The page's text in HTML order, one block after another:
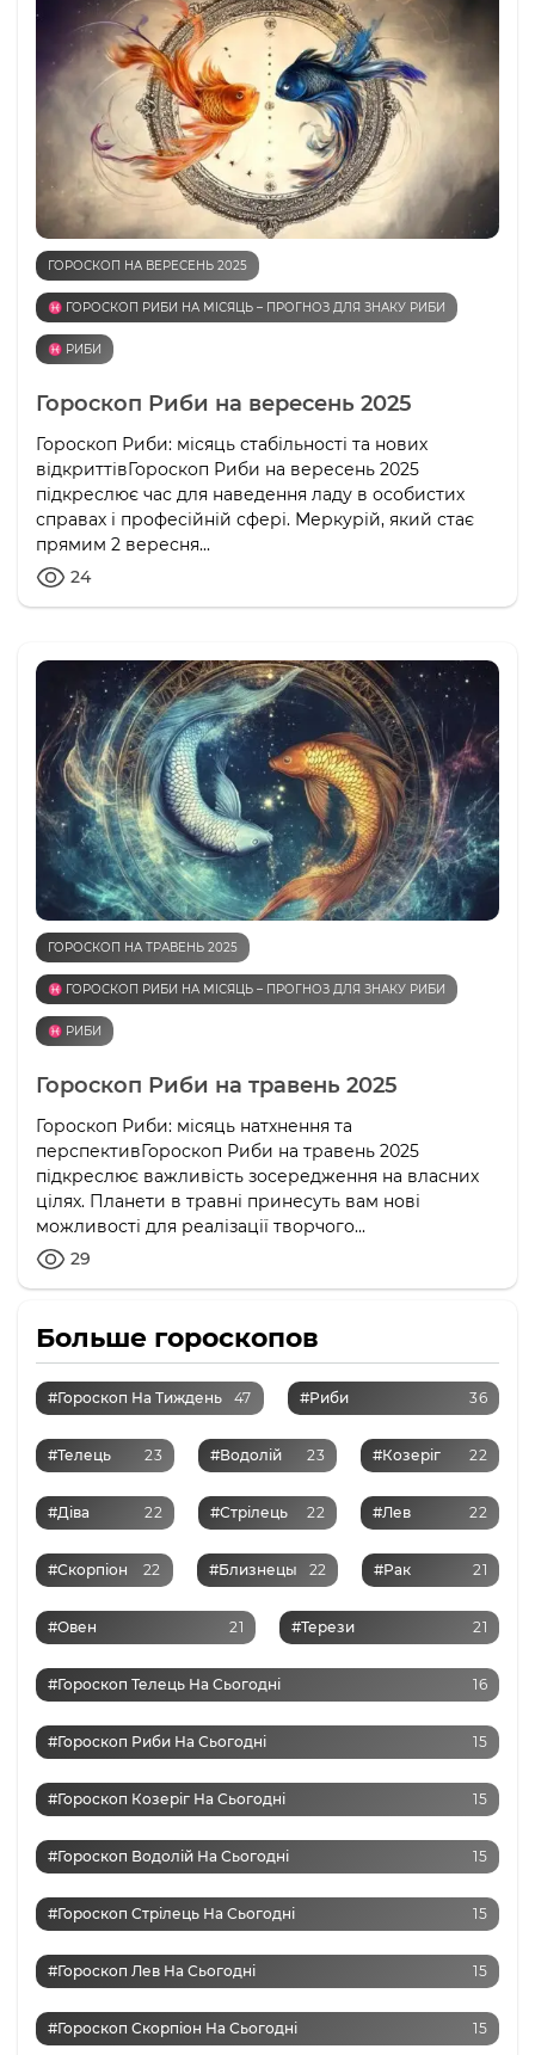
ГОРОСКОП НА ВЕРЕСЕНЬ 2025
♓️ ГОРОСКОП РИБИ НА МІСЯЦЬ – ПРОГНОЗ ДЛЯ ЗНАКУ РИБИ
♓️ РИБИ
Гороскоп Риби на вересень 2025
Гороскоп Риби: місяць стабільності та нових
відкриттівГороскоп Риби на вересень 2025
підкреслює час для наведення ладу в особистих
справах і професійній сфері. Меркурій, який стає
прямим 2 вересня...
24
ГОРОСКОП НА ТРАВЕНЬ 2025
♓️ ГОРОСКОП РИБИ НА МІСЯЦЬ – ПРОГНОЗ ДЛЯ ЗНАКУ РИБИ
♓️ РИБИ
Гороскоп Риби на травень 2025
Гороскоп Риби: місяць натхнення та
перспективГороскоп Риби на травень 2025
підкреслює важливість зосередження на власних
цілях. Планети в травні принесуть вам нові
можливості для реалізації творчого...
29
Больше гороскопов
#Гороскоп На Тиждень 47 #Риби 36
#Телець 23 #Водолій 23 #Козеріг 22
#Діва 22 #Стрілець 22 #Лев 22
#Скорпіон 22 #Близнецы 22 #Рак 21
#Овен 21 #Терези 21
#Гороскоп Телець На Сьогодні 16
#Гороскоп Риби На Сьогодні 15
#Гороскоп Козеріг На Сьогодні 15
#Гороскоп Водолій На Сьогодні 15
#Гороскоп Стрілець На Сьогодні 15
#Гороскоп Лев На Сьогодні 15
#Гороскоп Скорпіон На Сьогодні 15